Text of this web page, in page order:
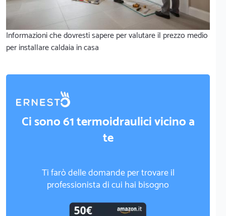
Informazioni che dovresti sapere per valutare il prezzo medio
per installare caldaia in casa
Ci sono 61 termoidraulici vicino a
te
Ti farò delle domande per trovare il
professionista di cui hai bisogno